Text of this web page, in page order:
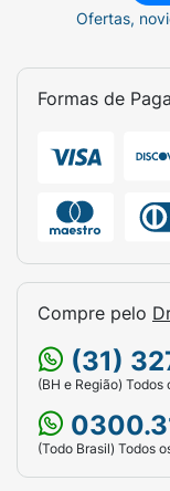
Ofertas,
Formas de
Compre pelo
(31)
(BH e Região)
(Todo Brasil) Todos